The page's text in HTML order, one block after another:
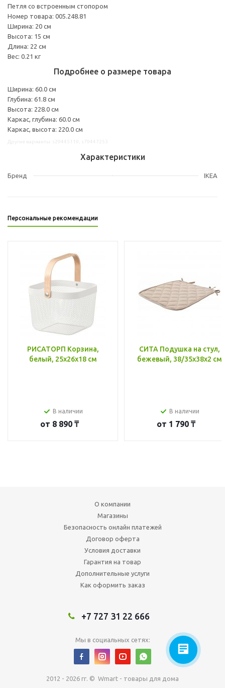
Петля со встроенным стопором
Номер товара: 005.248.81
Ширина: 20 см
Высота: 15 см
Длина: 22 см
Вес: 0.21 кг
Подробнее о размере товара
Ширина: 60.0 см
Глубина: 61.8 см
Высота: 228.0 см
Каркас, глубина: 60.0 см
Каркас, высота: 220.0 см
Характеристики
Бренд IKEA
Персональные рекомендации
РИСАТОРП Корзина,
белый, 25x26x18 см
В наличии
от 8 890 ₸
СИТА Подушка на стул,
бежевый, 38/35x38x2 см
В наличии
от 1 790 ₸
О компании
Магазины
Безопасность онлайн платежей
Договор оферта
Условия доставки
Гарантия на товар
Дополнительные услуги
Как оформить заказ
+7 727 31 22 666
Мы в социальных сетях:
2012 - 2026 гг. © Wmart - товары для дома